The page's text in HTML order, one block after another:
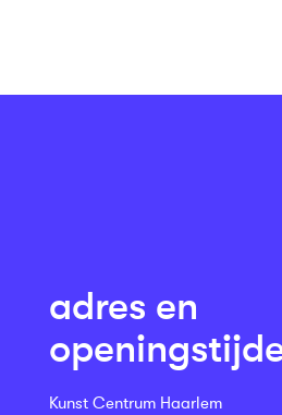
adres en
Kunst Centrum Haarlem